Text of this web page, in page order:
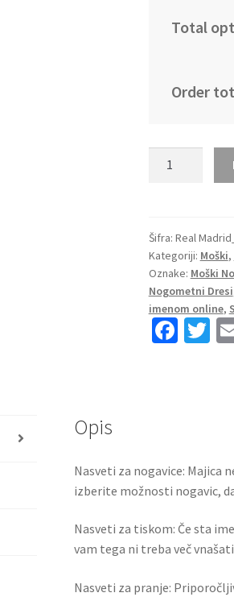
Total
Order
Madrid
Gostujoči
2023
Kratek
Rokav
LCISILLAS
Šifra: Real
Kategoriji: Moški,
Oznake: Moški
Nogometni Dresi
imenom online,
Fa
k
T
Opis
Nasveti za nogavice: Majica
izberite možnosti nogavic,
Nasveti za tiskom: Če sta
vam tega ni treba več
Nasveti za pranje: